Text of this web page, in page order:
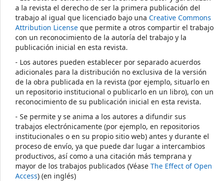
a la revista el derecho de ser la primera publicación del
trabajo al igual que licenciado bajo una Creative Commons
Attribution License que permite a otros compartir el trabajo
con un reconocimiento de la autoría del trabajo y la
publicación inicial en esta revista.
- Los autores pueden establecer por separado acuerdos
adicionales para la distribución no exclusiva de la versión
de la obra publicada en la revista (por ejemplo, situarlo en
un repositorio institucional o publicarlo en un libro), con un
reconocimiento de su publicación inicial en esta revista.
- Se permite y se anima a los autores a difundir sus
trabajos electrónicamente (por ejemplo, en repositorios
institucionales o en su propio sitio web) antes y durante el
proceso de envío, ya que puede dar lugar a intercambios
productivos, así como a una citación más temprana y
mayor de los trabajos publicados (Véase The Effect of Open
Access) (en inglés)